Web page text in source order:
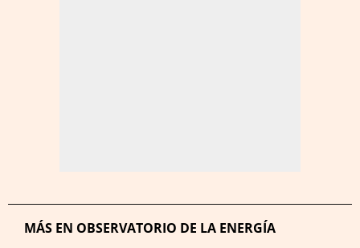
MÁS EN OBSERVATORIO DE LA ENERGÍA